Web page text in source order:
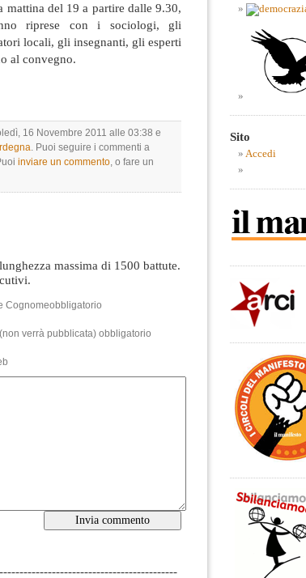
del 19 a partire dalle 9.30,
riprese con i sociologi, gli
locali, gli insegnanti, gli esperti
al convegno.
16 Novembre 2011 alle 03:38 e
. Puoi seguire i commenti a
inviare un commento, o fare un
massima di 1500 battute.
Cognomeobbligatorio
verrà pubblicata) obbligatorio
Sito
Accedi